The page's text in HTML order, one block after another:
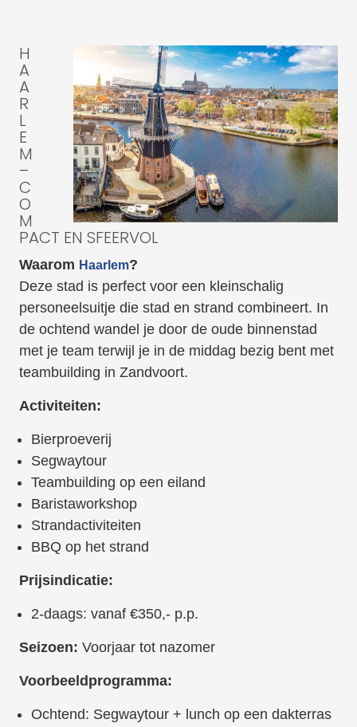
H
A
A
R
L
E
M
–
C
O
M
PACT EN SFEERVOL
Waarom Haarlem?
Deze stad is perfect voor een kleinschalig
personeelsuitje die stad en strand combineert. In
de ochtend wandel je door de oude binnenstad
met je team terwijl je in de middag bezig bent met
teambuilding in Zandvoort.
Activiteiten:
Bierproeverij
Segwaytour
Teambuilding op een eiland
Baristaworkshop
Strandactiviteiten
BBQ op het strand
Prijsindicatie:
2-daags: vanaf €350,- p.p.
Seizoen: Voorjaar tot nazomer
Voorbeeldprogramma:
Ochtend: Segwaytour + lunch op een dakterras